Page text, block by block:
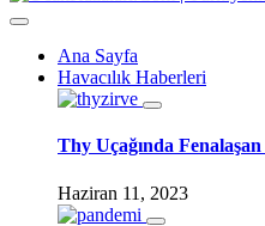
Ana Sayfa
Havacılık Haberleri
Thy Uçağında
Haziran 11, 2023